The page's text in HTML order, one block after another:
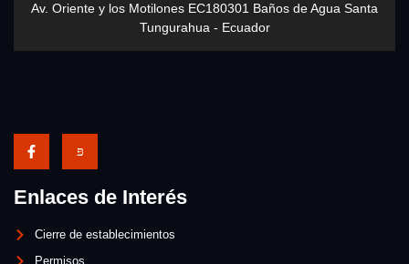
Av. Oriente y los Motilones EC180301 Baños de Agua Santa
Tungurahua - Ecuador
Enlaces de Interés
Cierre de establecimientos
Permisos